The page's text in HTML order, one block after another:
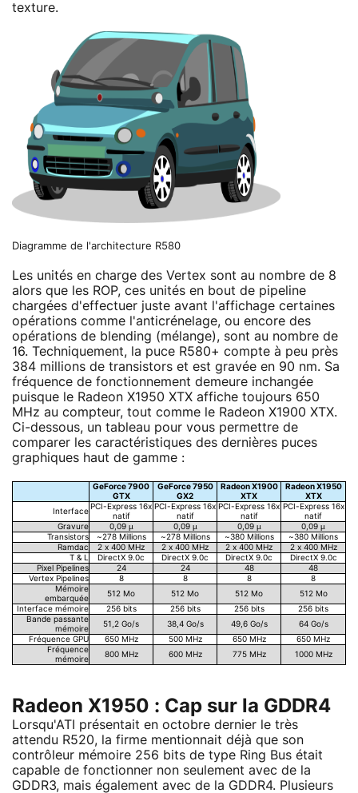
texture.
Diagramme de l'architecture R580
Les unités en charge des Vertex sont au nombre de 8
alors que les ROP, ces unités en bout de pipeline
chargées d'effectuer juste avant l'affichage certaines
opérations comme l'anticrénelage, ou encore des
opérations de blending (mélange), sont au nombre de
16. Techniquement, la puce R580+ compte à peu près
384 millions de transistors et est gravée en 90 nm. Sa
fréquence de fonctionnement demeure inchangée
puisque le Radeon X1950 XTX affiche toujours 650
MHz au compteur, tout comme le Radeon X1900 XTX.
Ci-dessous, un tableau pour vous permettre de
comparer les caractéristiques des dernières puces
graphiques haut de gamme :
GeForce 7900
GTX
GeForce 7950
GX2
Radeon X1900
XTX
Radeon X1950
XTX
Interface
PCI-Express 16x
natif
PCI-Express 16x
natif
PCI-Express 16x
natif
PCI-Express 16x
natif
Gravure
0,09 µ 0,09 µ 0,09 µ
0,09 µ
Transistors
~278 Millions ~278 Millions ~380 Millions
~380 Millions
Ramdac
2 x 400 MHz 2 x 400 MHz 2 x 400 MHz
2 x 400 MHz
T & L
DirectX 9.0c DirectX 9.0c DirectX 9.0c
DirectX 9.0c
Pixel Pipelines
24 24 48
48
Vertex Pipelines
8 8 8
8
Mémoire
embarquée
512 Mo 512 Mo 512 Mo
512 Mo
Interface mémoire
256 bits 256 bits 256 bits
256 bits
Bande passante
mémoire
51,2 Go/s 38,4 Go/s 49,6 Go/s
64 Go/s
Fréquence GPU
650 MHz 500 MHz 650 MHz
650 MHz
Fréquence
mémoire
800 MHz 600 MHz 775 MHz 1000 MHz
Radeon X1950 : Cap sur la GDDR4
Lorsqu'ATI présentait en octobre dernier le très
attendu R520, la firme mentionnait déjà que son
contrôleur mémoire 256 bits de type Ring Bus était
capable de fonctionner non seulement avec de la
GDDR3, mais également avec de la GDDR4. Plusieurs